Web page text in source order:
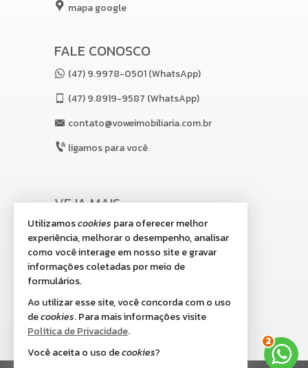
mapa google
FALE CONOSCO
(47) 9.9978-0501 (WhatsApp)
(47)9.8919-9587 (WhatsApp)
contato@voweimobiliaria.com.br
ligamos para você
VEJA MAIS
receba nosso newsletter
indicadores financeiros
cadastre seu imóvel
imóveis favoritos
mapa de imóveis
Utilizamoscookies para oferecer melhor
experiência, melhorar o desempenho, analisar
como você interage em nosso site e gravar
informações coletadas por meio de
formulários.
Ao utilizar esse site, você concorda com o uso
decookies. Para mais informações visite
Política de Privacidade.
Você aceita o uso decookies?